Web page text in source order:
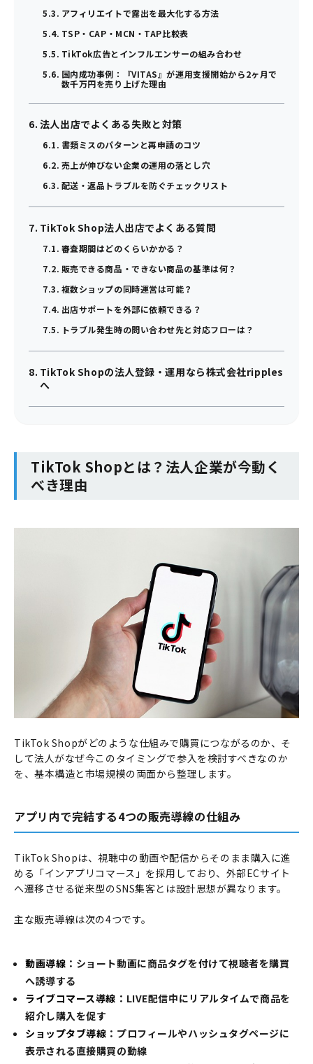
アフィリエイトで露出を最大化する方法
TSP・CAP・MCN・TAP比較表
TikTok広告とインフルエンサーの組み合わせ
国内成功事例：『VITAS』が運用支援開始から2ヶ月で
数千万円を売り上げた理由
法人出店でよくある失敗と対策
書類ミスのパターンと再申請のコツ
売上が伸びない企業の運用の落とし穴
配送・返品トラブルを防ぐチェックリスト
TikTok Shop法人出店でよくある質問
審査期間はどのくらいかかる？
販売できる商品・できない商品の基準は何？
複数ショップの同時運営は可能？
出店サポートを外部に依頼できる？
トラブル発生時の問い合わせ先と対応フローは？
TikTok Shopの法人登録・運用なら株式会社ripples
へ
TikTok Shopとは？法人企業が今動く
べき理由
TikTok Shopがどのような仕組みで購買につながるのか、そ
して法人がなぜ今このタイミングで参入を検討すべきなのか
を、基本構造と市場規模の両面から整理します。
アプリ内で完結する4つの販売導線の仕組み
TikTok Shopは、視聴中の動画や配信からそのまま購入に進
める「インアプリコマース」を採用しており、外部ECサイト
へ遷移させる従来型のSNS集客とは設計思想が異なります。
主な販売導線は次の4つです。
動画導線 ：ショート動画に商品タグを付けて視聴者を購買
へ誘導する
ライブコマース導線 ：LIVE配信中にリアルタイムで商品を
紹介し購入を促す
ショップタブ導線 ：プロフィールやハッシュタグページに
表示される直接購買の動線